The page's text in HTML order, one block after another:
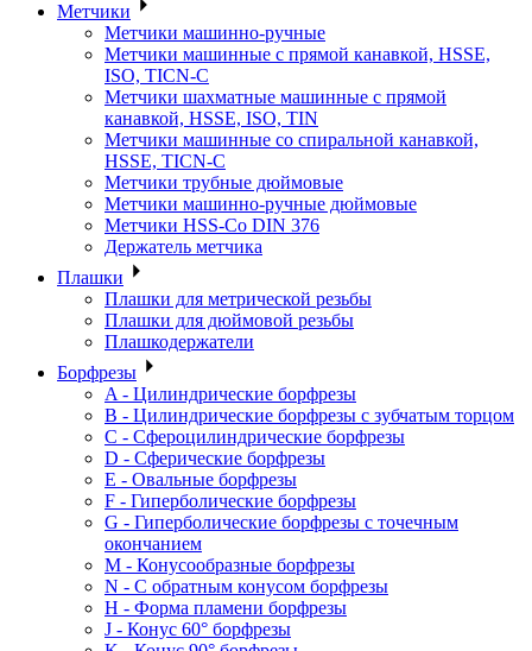
Метчики
Метчики машинно-ручные
Метчики машинные с прямой канавкой, HSSE,
ISO, TICN-C
Метчики шахматные машинные с прямой
канавкой, HSSE, ISO, TIN
Метчики машинные со спиральной канавкой,
HSSE, TICN-C
Метчики трубные дюймовые
Метчики машинно-ручные дюймовые
Метчики HSS-Co DIN 376
Держатель метчика
Плашки
Плашки для метрической резьбы
Плашки для дюймовой резьбы
Плашкодержатели
Борфрезы
A - Цилиндрические борфрезы
B - Цилиндрические борфрезы с зубчатым торцом
C - Сфероцилиндрические борфрезы
D - Сферические борфрезы
E - Овальные борфрезы
F - Гиперболические борфрезы
G - Гиперболические борфрезы с точечным
окончанием
M - Конусообразные борфрезы
N - С обратным конусом борфрезы
H - Форма пламени борфрезы
J - Конус 60° борфрезы